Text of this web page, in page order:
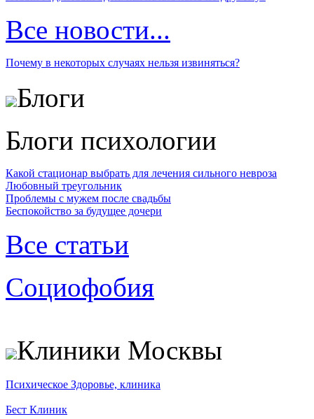
Все новости...
Почему в некоторых случаях нельзя извиняться?
Блоги
Блоги психологии
Какой стационар выбрать для лечения сильного невроза
Любовный треугольник
Проблемы с мужем после свадьбы
Беспокойство за будущее дочери
Все статьи
Социофобия
Клиники Москвы
Психическое Здоровье, клиника
Бест Клиник